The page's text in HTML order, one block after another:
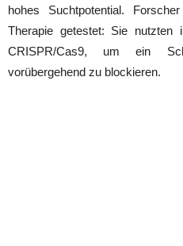
hohes Suchtpotential.
Therapie getestet: Sie nutzten
CRISPR/Cas9, um ein
vorübergehend zu blockieren.